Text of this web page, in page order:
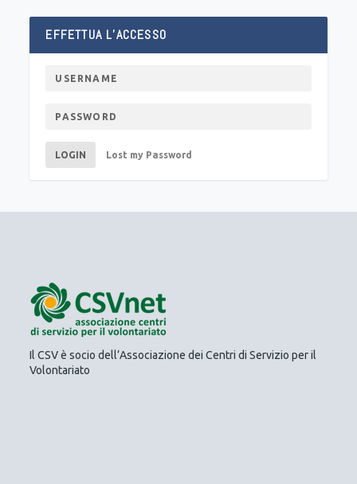
EFFETTUA L’ACCESSO
LOGIN Lost my Password
Il CSV è socio dell’Associazione dei Centri di Servizio per il
Volontariato